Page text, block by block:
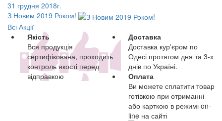
31 грудня 2018г.
З Новим 2019 Роком!
Всі Акції
Якість
Вся продукція
сертифікована, проходить
контроль якості перед
відправкою
Доставка
Доставка кур'єром по
Одесі протягом дня та 3-х
днів по Україні.
Оплата
Ви можете сплатити товар
готівкою при отриманні
або карткою в режимі on-
line на сайті